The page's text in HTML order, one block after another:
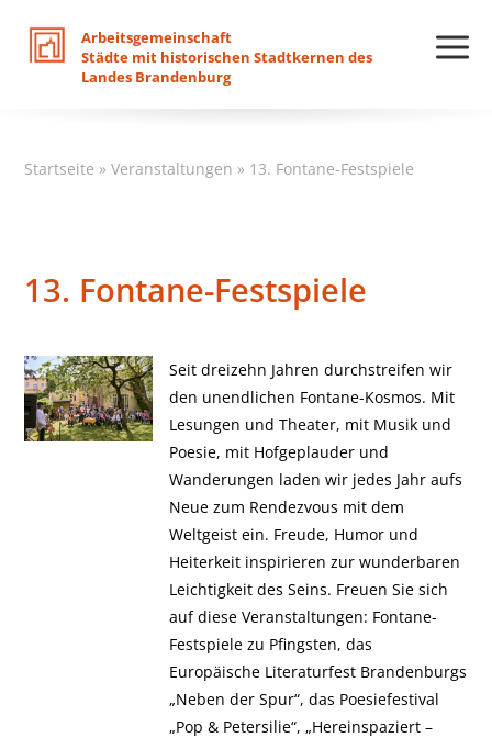
Arbeitsgemeinschaft
Städte mit historischen Stadtkernen des
Landes Brandenburg
Startseite »Veranstaltungen » 13. Fontane-Festspiele
13. Fontane-Festspiele
Seit dreizehn Jahren durchstreifen wir
den unendlichen Fontane-Kosmos. Mit
Lesungen und Theater, mit Musik und
Poesie, mit Hofgeplauder und
Wanderungen laden wir jedes Jahr aufs
Neue zum Rendezvous mit dem
Weltgeist ein. Freude, Humor und
Heiterkeit inspirieren zur wunderbaren
Leichtigkeit des Seins. Freuen Sie sich
auf diese Veranstaltungen: Fontane-
Festspiele zu Pfingsten, das
Europäische Literaturfest Brandenburgs
„Neben der Spur“, das Poesiefestival
„Pop & Petersilie“, „Hereinspaziert –